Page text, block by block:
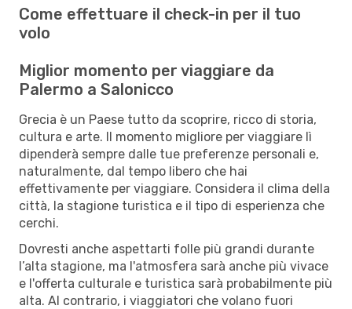
Come effettuare il check-in per il tuo
volo
Miglior momento per viaggiare da
Palermo a Salonicco
Grecia è un Paese tutto da scoprire, ricco di storia,
cultura e arte. Il momento migliore per viaggiare lì
dipenderà sempre dalle tue preferenze personali e,
naturalmente, dal tempo libero che hai
effettivamente per viaggiare. Considera il clima della
città, la stagione turistica e il tipo di esperienza che
cerchi.
Dovresti anche aspettarti folle più grandi durante
l’alta stagione, ma l'atmosfera sarà anche più vivace
e l'offerta culturale e turistica sarà probabilmente più
alta. Al contrario, i viaggiatori che volano fuori